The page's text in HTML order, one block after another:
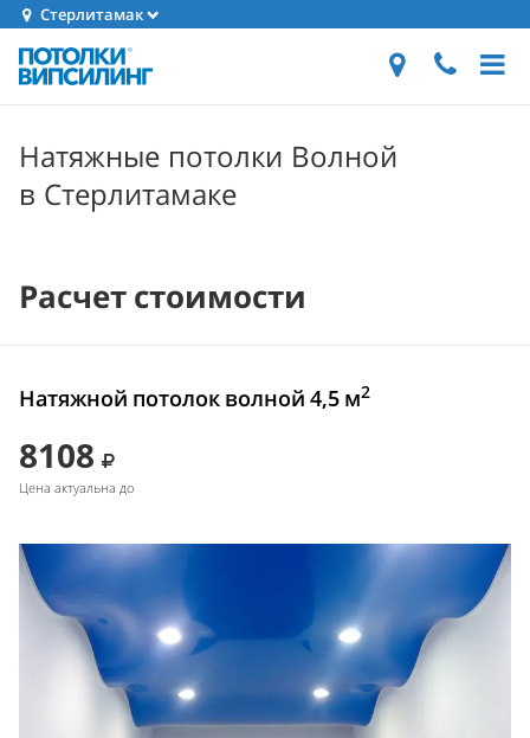
Стерлитамак
Натяжные потолки Волной
в Стерлитамаке
Расчет стоимости
Натяжной потолок волной 4,5 м2
8108
Цена актуальна до